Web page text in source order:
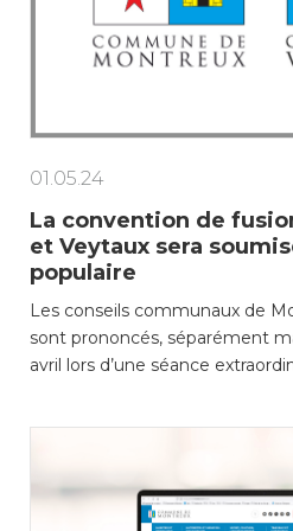
01.05.24
La convention de
et Veytaux sera
populaire
Les conseils communaux de
sont prononcés, séparément
avril lors d’une séance